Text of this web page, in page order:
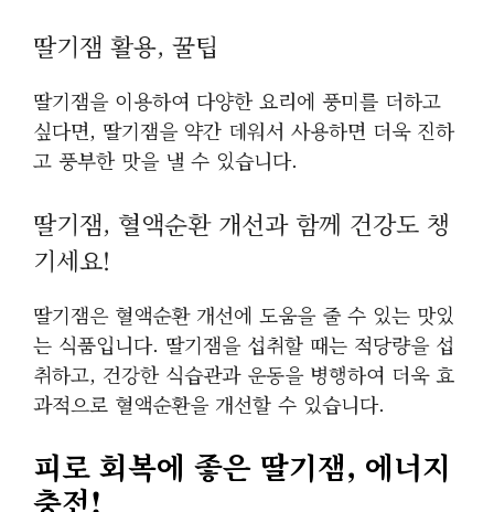
딸기잼 활용, 꿀팁
딸기잼을 이용하여 다양한 요리에 풍미를 더하고
싶다면, 딸기잼을 약간 데워서 사용하면 더욱 진하
고 풍부한 맛을 낼 수 있습니다.
딸기잼, 혈액순환 개선과 함께 건강도 챙
기세요!
딸기잼은 혈액순환 개선에 도움을 줄 수 있는 맛있
는 식품입니다. 딸기잼을 섭취할 때는 적당량을 섭
취하고, 건강한 식습관과 운동을 병행하여 더욱 효
과적으로 혈액순환을 개선할 수 있습니다.
피로 회복에 좋은 딸기잼, 에너지
충전!